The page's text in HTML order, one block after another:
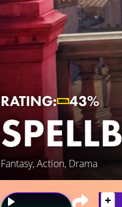
RATING: 43%
Fantasy, Action, Drama